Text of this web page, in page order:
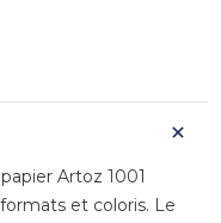
Artoz 1001
et coloris. Le